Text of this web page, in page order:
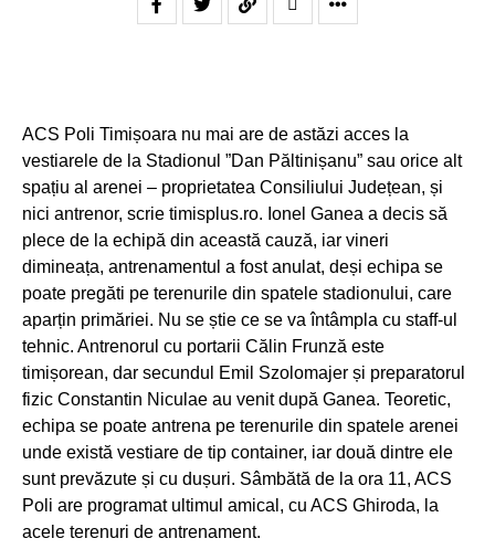
ACS Poli Timișoara nu mai are de astăzi acces la
vestiarele de la Stadionul ”Dan Păltinișanu” sau orice alt
spațiu al arenei – proprietatea Consiliului Județean, și
nici antrenor, scrie timisplus.ro. Ionel Ganea a decis să
plece de la echipă din această cauză, iar vineri
dimineața, antrenamentul a fost anulat, deși echipa se
poate pregăti pe terenurile din spatele stadionului, care
aparțin primăriei. Nu se știe ce se va întâmpla cu staff-ul
tehnic. Antrenorul cu portarii Călin Frunză este
timișorean, dar secundul Emil Szolomajer și preparatorul
fizic Constantin Niculae au venit după Ganea. Teoretic,
echipa se poate antrena pe terenurile din spatele arenei
unde există vestiare de tip container, iar două dintre ele
sunt prevăzute și cu dușuri. Sâmbătă de la ora 11, ACS
Poli are programat ultimul amical, cu ACS Ghiroda, la
acele terenuri de antrenament.